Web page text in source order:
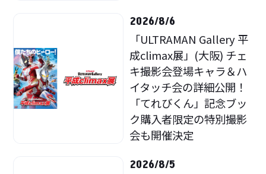
2026/8/6
「ULTRAMAN Gallery 平
成climax展」(大阪) チェ
キ撮影会登場キャラ＆ハ
イタッチ会の詳細公開！
「てれびくん」記念ブッ
ク購入者限定の特別撮影
会も開催決定
2026/8/5